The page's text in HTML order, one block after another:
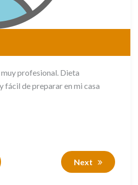
profesional. Dieta
fácil de preparar en mi casa
Next